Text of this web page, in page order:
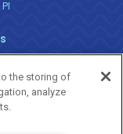
the storing of
analyze